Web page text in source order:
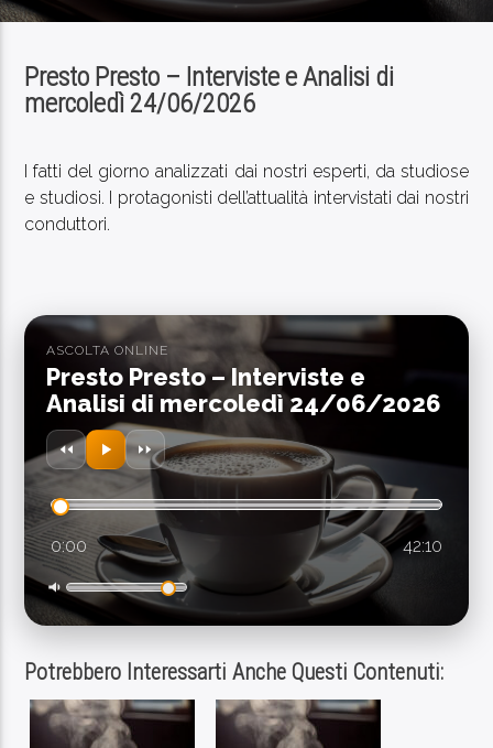
LITFIBA
PROGRAMMA IN ONDA
MISTERIOSO
20:00
SEGUICI SUI SOCIAL
Contatto Radio
Presto Presto – Interviste e Analisi di
mercoledì 24/06/2026
I fatti del giorno analizzati dai nostri esperti, da studiose
e studiosi. I protagonisti dell’attualità intervistati dai nostri
conduttori.
ASCOLTA ONLINE
Presto Presto – Interviste e
Analisi di mercoledì 24/06/2026
0:00 42:10
Potrebbero Interessarti Anche Questi Contenuti: